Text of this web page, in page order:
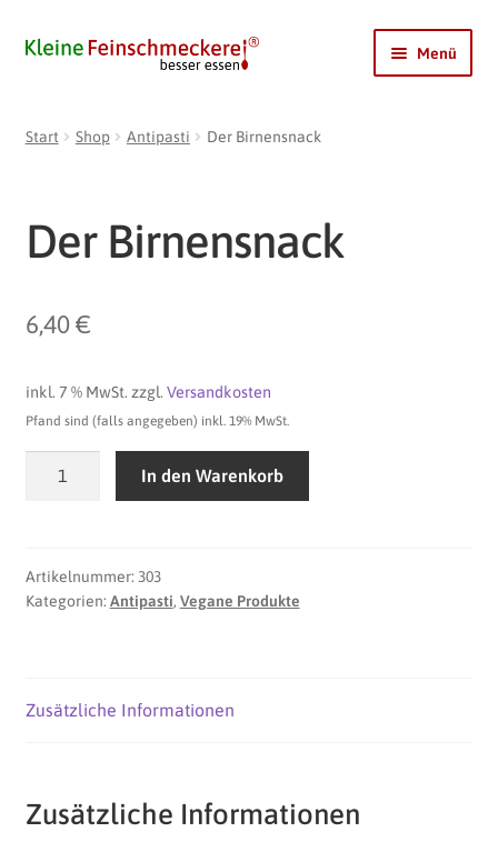
Zur
Zum
Menü
Coldy
Pfandrückgabe
Kontakt
Konto
Start Shop Antipasti Der Birnensnack
Der Birnensnack
6,40€
inkl. 7 % MwSt. zzgl. Versandkosten
Pfand sind (falls angegeben) inkl. 19% MwSt.
In den Warenkorb
Artikelnummer: 303
Kategorien: Antipasti, Vegane Produkte
Zusätzliche Informationen
Zusätzliche Informationen